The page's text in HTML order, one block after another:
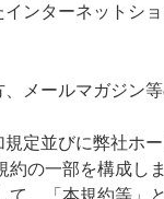
ンターネットシ
メールマガジン
定並びに弊社ホ
の一部を構成し